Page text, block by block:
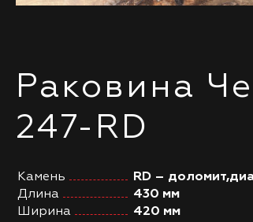
Раковина
247-RD
Камень
RD –
Длина
430 мм
Ширина
420 мм